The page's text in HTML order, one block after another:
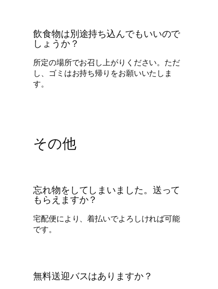
飲食物は別途持ち込んでもいいので
しょうか？
所定の場所でお召し上がりください。ただ
し、ゴミはお持ち帰りをお願いいたしま
す。
その他
忘れ物をしてしまいました。送って
もらえますか？
宅配便により、着払いでよろしければ可能
です。
無料送迎バスはありますか？